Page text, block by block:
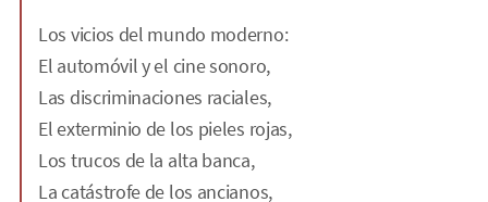
Los vicios del mundo moderno:
El automóvil y el cine sonoro,
Las discriminaciones raciales,
El exterminio de los pieles rojas,
Los trucos de la alta banca,
La catástrofe de los ancianos,